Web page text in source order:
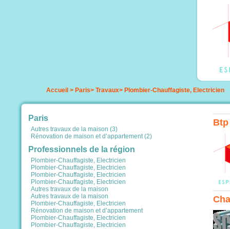
Accueil > Paris> Travaux> Plombier-Chauffagiste, Electricien
Paris
Autres travaux de la maison (3)
Rénovation de maison et d’appartement (2)
Professionnels de la région
Plombier-Chauffagiste, Electricien
Plombier-Chauffagiste, Electricien
Plombier-Chauffagiste, Electricien
Plombier-Chauffagiste, Electricien
Autres travaux de la maison
Autres travaux de la maison
Plombier-Chauffagiste, Electricien
Rénovation de maison et d’appartement
Plombier-Chauffagiste, Electricien
Plombier-Chauffagiste, Electricien